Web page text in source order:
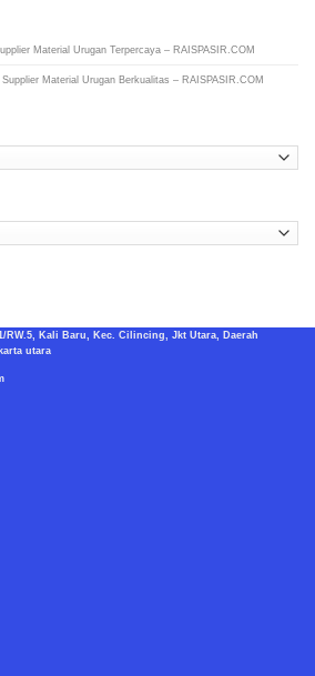
Material Urugan Terpercaya – RAISPASIR.COM
Material Urugan Berkualitas – RAISPASIR.COM
RW.5, Kali Baru, Kec. Cilincing, Jkt Utara, Daerah
utara